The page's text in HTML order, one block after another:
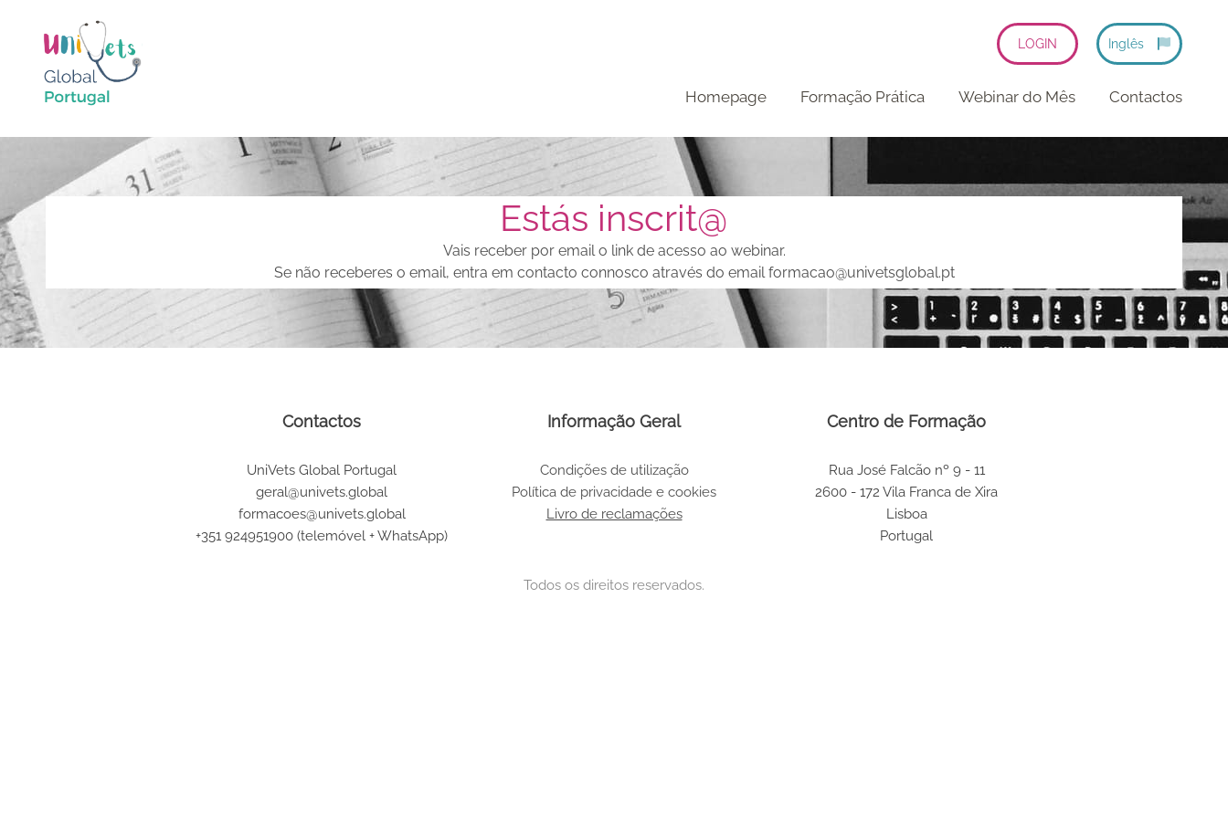
LOGIN Inglês
Homepage Formação Prática Webinar do Mês Contactos
Estás inscrit@
Vais receber por email o link de acesso ao webinar.
Se não receberes o email, entra em contacto connosco através do email formacao@univetsglobal.pt
Contactos
UniVets Global Portugal
geral@univets.global
formacoes@univets.global
+351 924951900 (telemóvel + WhatsApp)
Informação Geral
Condições de utilização
Política de privacidade e cookies
Livro de reclamações
Centro de Formação
Rua José Falcão nº 9 - 11
2600 - 172 Vila Franca de Xira
Lisboa
Portugal
Todos os direitos reservados.